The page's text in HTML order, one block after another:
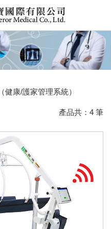
寶
際
份
有
康/護家管理系統）
產品共： 4 筆